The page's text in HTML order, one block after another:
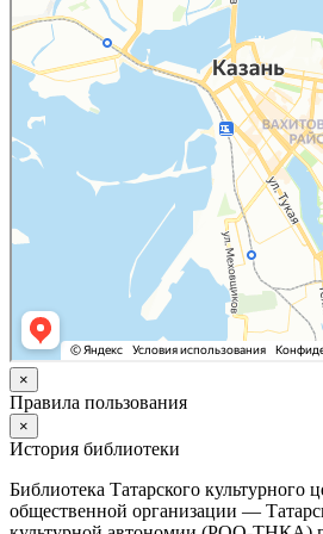
×
Правила пользования
×
История библиотеки
Библиотека Татарского культурного
общественной организации —